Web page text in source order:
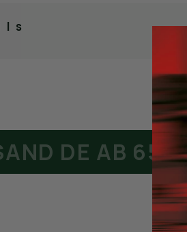
DE AB 65€